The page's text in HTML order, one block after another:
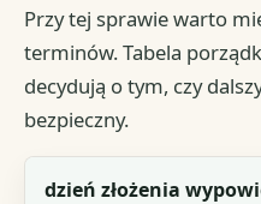
Przy tej sprawie warto
terminów. Tabela
decydują o tym, czy
bezpieczny.
Moment lub termin
dzień złożenia